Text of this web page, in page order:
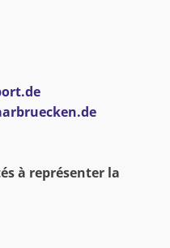
à représenter la